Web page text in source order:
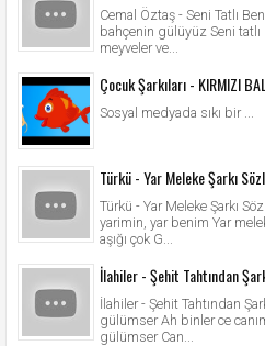
Cemal Öztaş - Seni Tatlı
bahçenin gülüyüz Seni tatlı
meyveler ve...
Çocuk Şarkıları - KIRMIZI
Sosyal medyada sıkı bir ...
Türkü - Yar Meleke Şarkı
Türkü - Yar Meleke Şarkı
yarimin, yar benim Yar
aşığı çok G...
İlahiler - Şehit Tahtından
İlahiler - Şehit Tahtından
gülümser Ah binler ce
gülümser Can...